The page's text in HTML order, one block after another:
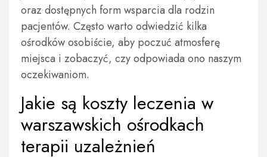
oraz dostępnych form wsparcia dla rodzin
pacjentów. Często warto odwiedzić kilka
ośrodków osobiście, aby poczuć atmosferę
miejsca i zobaczyć, czy odpowiada ono naszym
oczekiwaniom.
Jakie są koszty leczenia w
warszawskich ośrodkach
terapii uzależnień